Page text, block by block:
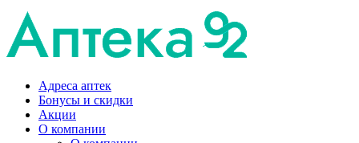
Адреса аптек
Бонусы и скидки
Акции
О компании